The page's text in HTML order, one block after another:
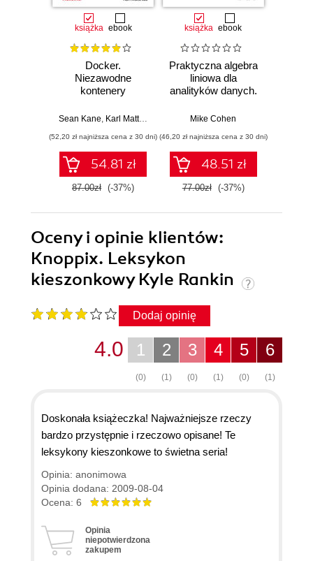
książka ebook
Docker.
Niezawodne
kontenery
Praktyczne
Wydanie III
Sean Kane Karl Matthias
(52,20 zł najniższa cena z 30 dni)
54.81 zł
87.00zł (-37%)
książka ebook
Praktyczna algebra
liniowa dla
analityków danych.
koncepcji do
aplikacji w
Pythonie
Mike Cohen
(46,20 zł najniższa cena z 30 dni)
48.51 zł
77.00zł (-37%)
Oceny i opinie klientów:
Knoppix. Leksykon
kieszonkowy Kyle Rankin
Dodaj opinię
6
(1)
5
(0)
4
(1)
3
(0)
2
(1)
1
(0)
4.0
Doskonała książeczka! Najważniejsze rzeczy
bardzo przystępnie i rzeczowo opisane! Te
leksykony kieszonkowe to świetna seria!
Opinia: anonimowa
Opinia dodana: 2009-08-04
Ocena: 6
Opinia
niepotwierdzona
zakupem